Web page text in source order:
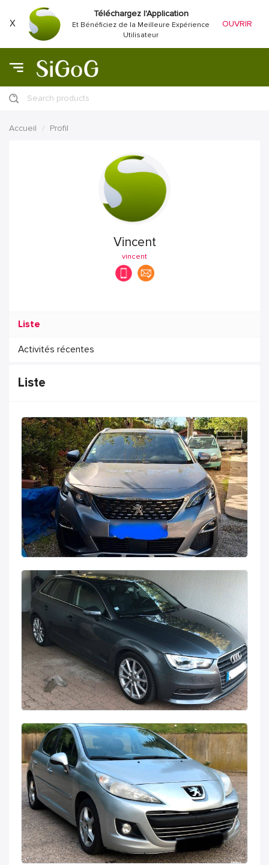
X
Téléchargez l'Application
Et Bénéficiez de la Meilleure Expérience
Utilisateur
OUVRIR
Search products
Accueil Profil
Vincent
vincent
Liste
Activités récentes
Liste